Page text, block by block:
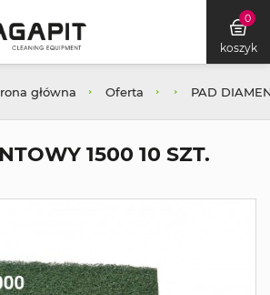
0
koszyk
główna Oferta PAD
1500 10 SZT.